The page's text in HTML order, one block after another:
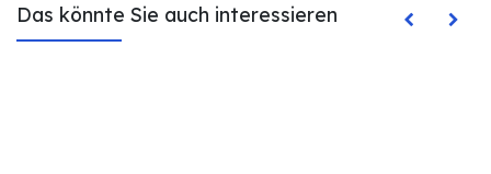
Das könnte Sie auch interessieren